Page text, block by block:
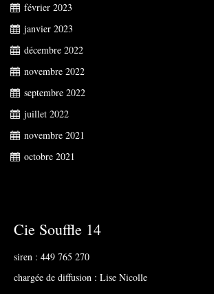
février 2023
janvier 2023
décembre 2022
novembre 2022
septembre 2022
juillet 2022
novembre 2021
octobre 2021
Cie Souffle 14
siren : 449 765 270
chargée de diffusion : Lise Nicolle